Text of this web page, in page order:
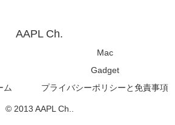
AAPL Ch.
Mac
Gadget
ム
プライバシーポリシーと免責事項
© 2013 AAPL Ch..